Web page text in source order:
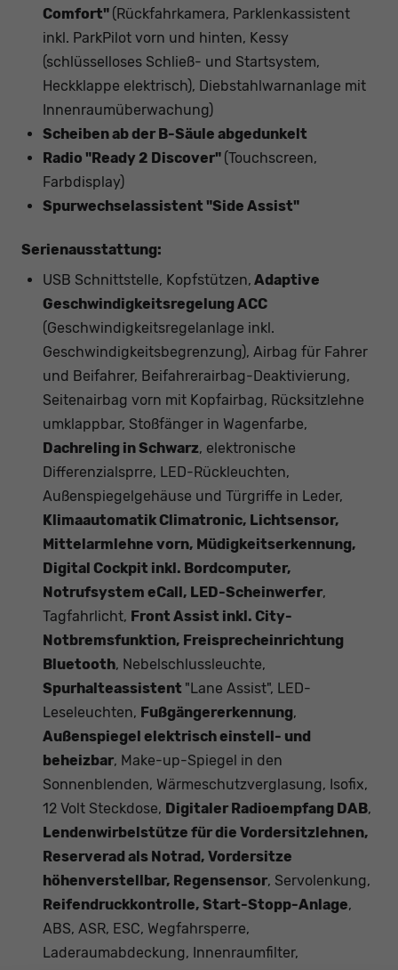
Comfort" (Rückfahrkamera, Parklenkassistent
inkl. ParkPilot vorn und hinten, Kessy
(schlüsselloses Schließ- und Startsystem,
Heckklappe elektrisch), Diebstahlwarnanlage mit
Innenraumüberwachung)
Scheiben ab der B-Säule abgedunkelt
Radio "Ready 2 Discover" (Touchscreen,
Farbdisplay)
Spurwechselassistent "Side Assist"
Serienausstattung:
USB Schnittstelle, Kopfstützen, Adaptive
Geschwindigkeitsregelung ACC
(Geschwindigkeitsregelanlage inkl.
Geschwindigkeitsbegrenzung), Airbag für Fahrer
und Beifahrer, Beifahrerairbag-Deaktivierung,
Seitenairbag vorn mit Kopfairbag, Rücksitzlehne
umklappbar, Stoßfänger in Wagenfarbe,
Dachreling in Schwarz, elektronische
Differenzialsprre, LED-Rückleuchten,
Außenspiegelgehäuse und Türgriffe in Leder,
Klimaautomatik Climatronic, Lichtsensor,
Mittelarmlehne vorn, Müdigkeitserkennung,
Digital Cockpit inkl. Bordcomputer,
Notrufsystem eCall, LED-Scheinwerfer,
Tagfahrlicht, Front Assist inkl. City-
Notbremsfunktion, Freisprecheinrichtung
Bluetooth, Nebelschlussleuchte,
Spurhalteassistent "Lane Assist", LED-
Leseleuchten, Fußgängererkennung,
Außenspiegel elektrisch einstell- und
beheizbar, Make-up-Spiegel in den
Sonnenblenden, Wärmeschutzverglasung, Isofix,
12 Volt Steckdose, Digitaler Radioempfang DAB,
Lendenwirbelstütze für die Vordersitzlehnen,
Reserverad als Notrad, Vordersitze
höhenverstellbar, Regensensor, Servolenkung,
Reifendruckkontrolle, Start-Stopp-Anlage,
ABS, ASR, ESC, Wegfahrsperre,
Laderaumabdeckung, Innenraumfilter,